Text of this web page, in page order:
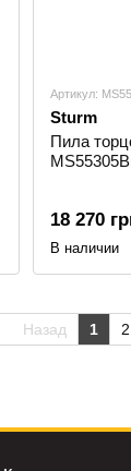
Артикул:
Sturm
Пила
18 270
В наличии
Назад 1 2